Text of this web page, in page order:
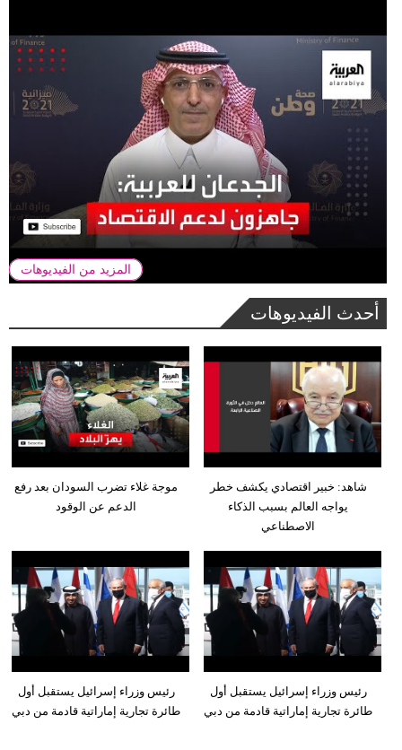
المزيد من الفيديوهات
أحدث الفيديوهات
موجة غلاء تضرب السودان بعد رفع
الدعم عن الوقود
شاهد: خبير اقتصادي يكشف خطر
يواجه العالم بسبب الذكاء
الاصطناعي
رئيس وزراء إسرائيل يستقبل أول
طائرة تجارية إماراتية قادمة من دبي
رئيس وزراء إسرائيل يستقبل أول
طائرة تجارية إماراتية قادمة من دبي